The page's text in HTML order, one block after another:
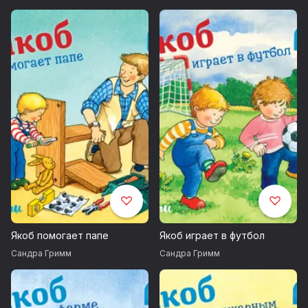
Якоб помогает папе
Сандра Гримм
Якоб играет в футбол
Сандра Гримм